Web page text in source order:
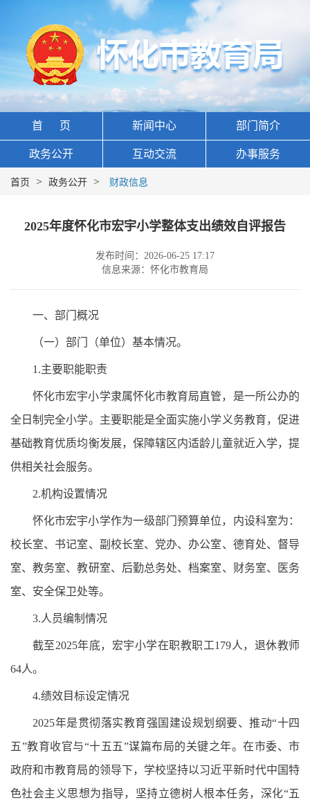
首 页 新闻中心 部门简介
政务公开 互动交流 办事服务
首页 > 政务公开 > 财政信息
2025年度怀化市宏宇小学整体支出绩效自评报告
发布时间：2026-06-25 17:17
信息来源：怀化市教育局
一、部门概况
（一）部门（单位）基本情况。
1.主要职能职责
怀化市宏宇小学隶属怀化市教育局直管，是一所公办的
全日制完全小学。主要职能是全面实施小学义务教育，促进
基础教育优质均衡发展，保障辖区内适龄儿童就近入学，提
供相关社会服务。
2.机构设置情况
怀化市宏宇小学作为一级部门预算单位，内设科室为：
校长室、书记室、副校长室、党办、办公室、德育处、督导
室、教务室、教研室、后勤总务处、档案室、财务室、医务
室、安全保卫处等。
3.人员编制情况
截至2025年底，宏宇小学在职教职工179人，退休教师
64人。
4.绩效目标设定情况
2025年是贯彻落实教育强国建设规划纲要、推动“十四
五”教育收官与“十五五”谋篇布局的关键之年。在市委、市
政府和市教育局的领导下，学校坚持以习近平新时代中国特
色社会主义思想为指导，坚持立德树人根本任务，深化“五